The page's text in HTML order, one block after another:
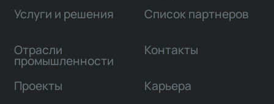
Услуги и решения
Отрасли
промышленности
Проекты
Список партнеров
Контакты
Карьера